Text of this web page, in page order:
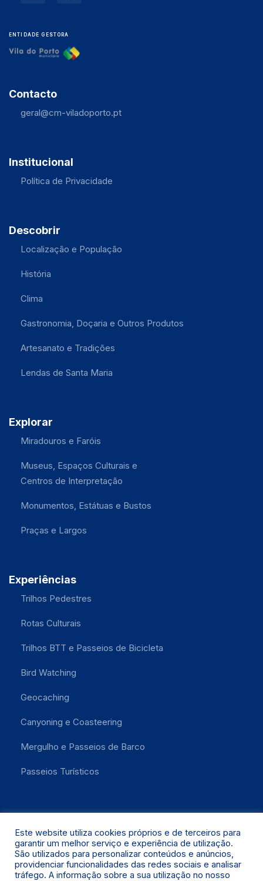
ENTIDADE GESTORA
Contacto
geral@cm-viladoporto.pt
Institucional
Política de Privacidade
Descobrir
Localização e População
História
Clima
Gastronomia, Doçaria e Outros Produtos
Artesanato e Tradições
Lendas de Santa Maria
Explorar
Miradouros e Faróis
Museus, Espaços Culturais e
Centros de Interpretação
Monumentos, Estátuas e Bustos
Praças e Largos
Experiências
Trilhos Pedestres
Rotas Culturais
Trilhos BTT e Passeios de Bicicleta
Bird Watching
Geocaching
Canyoning e Coasteering
Mergulho e Passeios de Barco
Passeios Turísticos
Santa Maria 2021 © Todos os Direitos Reservados.
Este website utiliza cookies próprios e de terceiros para
garantir um melhor serviço e experiência de utilização.
São utilizados para personalizar conteúdos e anúncios,
providenciar funcionalidades das redes sociais e analisar
tráfego. A informação sobre a sua utilização no nosso